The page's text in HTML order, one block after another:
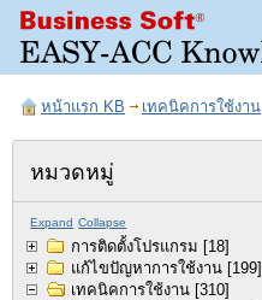
หน้าแรก KB เทคนิคการใช้งาน
หมวดหมู่
Expand Collapse
การติดตั้งโปรแกรม [18]
แก้ไขปัญหาการใช้งาน [199]
เทคนิคการใช้งาน [310]